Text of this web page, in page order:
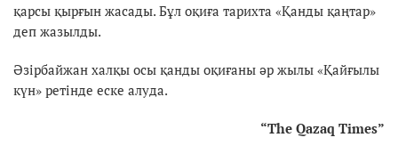
қарсы қырғын жасады. Бұл оқиға тарихта «Қанды қаңтар»
деп жазылды.
Әзірбайжан халқы осы қанды оқиғаны әр жылы «Қайғылы
күн» ретінде еске алуда.
“The Qazaq Times”